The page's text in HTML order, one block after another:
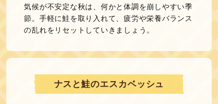
気候が不安定な秋は、何かと体調を崩しやすい季
節。手軽に鮭を取り入れて、疲労や栄養バランス
の乱れをリセットしていきましょう。
ナスと鮭のエスカベッシュ